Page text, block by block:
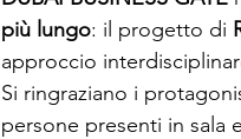
più lungo: il progetto di
approccio
Si ringraziano i
persone presenti in sala